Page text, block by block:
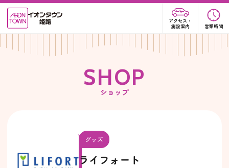
アクセス・
施設案内
営業時間
SHOP
ショップ
グッズ
ライフォート